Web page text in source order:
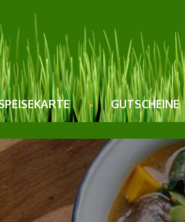
GUTSCHEINE